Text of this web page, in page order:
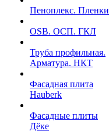
Пеноплекс. Пленки
OSB. ОСП. ГКЛ
Труба профильная.
Арматура. НКТ
Фасадная плита
Hauberk
Фасадные плиты
Дёке